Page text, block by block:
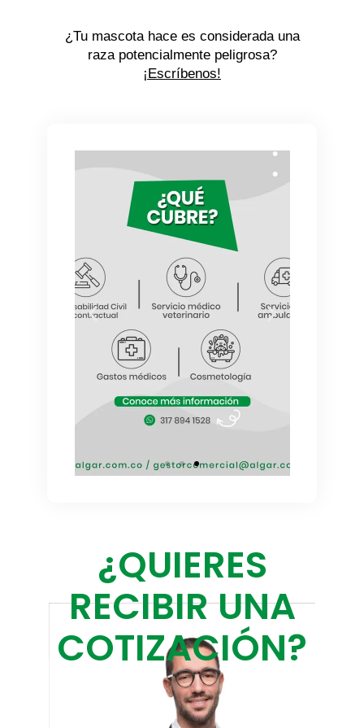
¿Tu mascota hace es considerada una
raza potencialmente peligrosa?
¡Escríbenos!
¿QUIERES
RECIBIR UNA
COTIZACIÓN?